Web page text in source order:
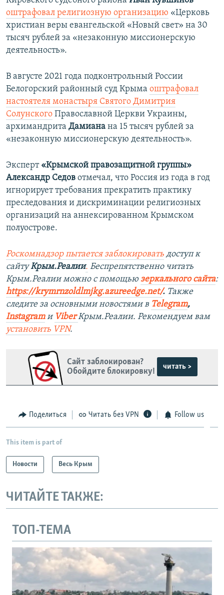
оштрафовал религиозную организацию «Церковь
христиан веры евангельской «Новый свет» на 30
тысяч рублей за «незаконную миссионерскую
деятельность».
В августе 2021 года подконтрольный России
Белогорский районный суд Крыма оштрафовал
настоятеля монастыря Святого Димитрия
Солунского Православной Церкви Украины,
архимандрита Дамиана на 15 тысяч рублей за
«незаконную миссионерскую деятельность».
Эксперт «Крымской правозащитной группы»
Александр Седов отмечал, что Россия из года в год
игнорирует требования прекратить практику
преследования и дискриминации религиозных
организаций на аннексированном Крымском
полуострове.
Роскомнадзор пытается заблокировать доступ к
сайту Крым.Реалии. Беспрепятственно читать
Крым.Реалии можно с помощью зеркального сайта:
https://krymrnzoldlmjkg.azureedge.net/. Также
следите за основными новостями в Telegram,
Instagram и ViberКрым.Реалии. Рекомендуем вам
установить VPN.
Сайт заблокирован?
Обойдите блокировку!
читать >
Поделиться Читать без VPN Follow us
This item is part of
Новости Весь Крым
ЧИТАЙТЕ ТАКЖЕ:
ТОП-ТЕМА